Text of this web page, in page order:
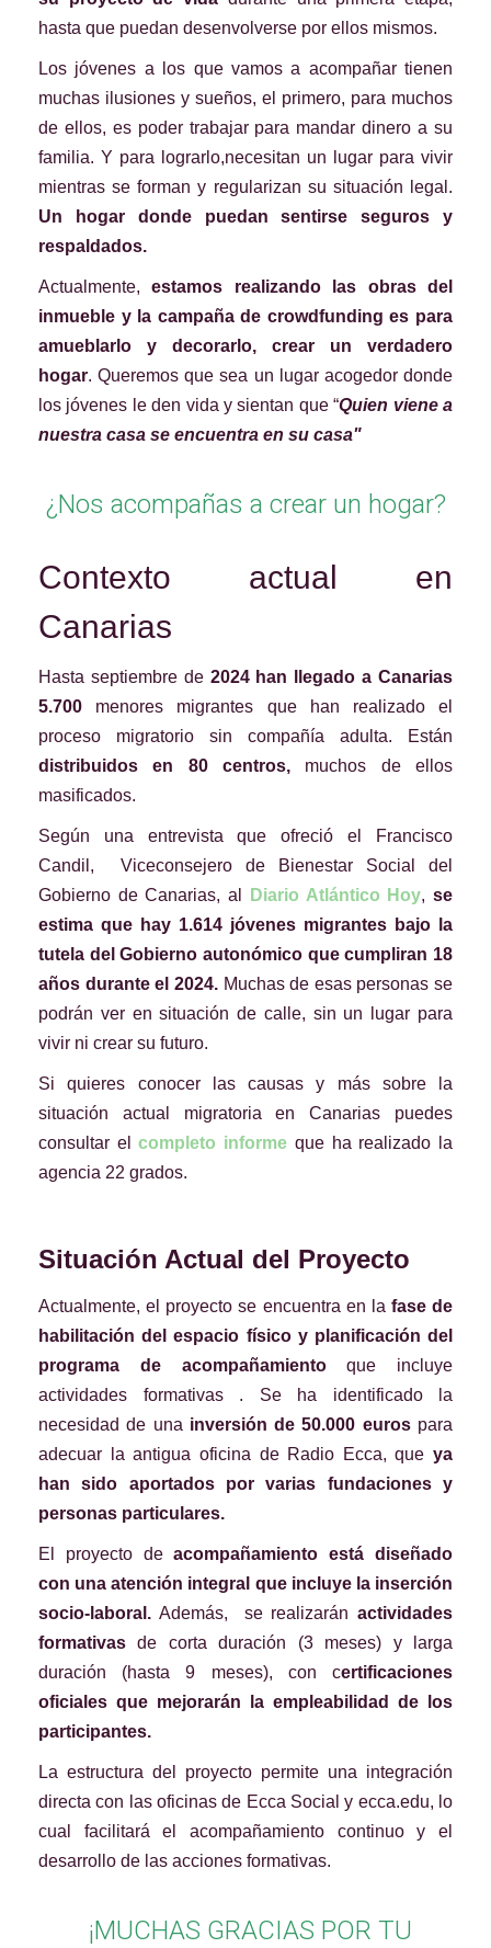
hasta que puedan desenvolverse por ellos mismos.
Los jóvenes a los que vamos a acompañar tienen
muchas ilusiones y sueños, el primero, para muchos
de ellos, es poder trabajar para mandar dinero a su
familia. Y para lograrlo,necesitan un lugar para vivir
mientras se forman y regularizan su situación legal.
Un hogar donde puedan sentirse seguros y
respaldados.
Actualmente,estamos realizando las obras del
inmueble y la campaña de crowdfunding es para
amueblarlo y decorarlo, crear un verdadero
hogar. Queremos que sea un lugar acogedor donde
los jóvenes le den vida y sientan que “Quien viene a
nuestra casa se encuentra en su casa"
¿Nos acompañas a crear un hogar?
Contexto actual en
Canarias
Hasta septiembre de 2024 han llegado a Canarias
5.700 menores migrantes que han realizado el
proceso migratorio sin compañía adulta. Están
distribuidos en 80 centros, muchos de ellos
masificados.
Según una entrevista que ofreció el Francisco
Candil, Viceconsejero de Bienestar Social del
Gobierno de Canarias, al
Diario Atlántico Hoy,se
estima que hay 1.614 jóvenes migrantes bajo la
tutela del Gobierno autonómico que cumpliran 18
años durante el 2024.Muchas de esas personas se
podrán ver en situación de calle, sin un lugar para
vivir ni crear su futuro.
Si quieres conocer las causas y más sobre la
situación actual migratoria en Canarias puedes
consultar elcompleto informe que ha realizado la
agencia 22 grados.
Situación Actual del Proyecto
Actualmente, el proyecto se encuentra en la fase de
habilitación del espacio físico y planificación del
programa de acompañamientoque incluye
actividades formativas . Se ha identificado la
necesidad de una inversión de 50.000 eurospara
adecuar la antigua oficina de Radio Ecca, que ya
han sido aportados por varias fundaciones y
personas particulares.
El proyecto deacompañamiento está diseñado
con una atención integral que incluye la inserción
socio-laboral. Además, se realizarán actividades
formativas de corta duración (3 meses) y larga
duración (hasta 9 meses), con certificaciones
oficiales que mejorarán la empleabilidad de los
participantes.
La estructura del proyecto permite una integración
directa con las oficinas de Ecca Social y ecca.edu, lo
cual facilitará el acompañamiento continuo y el
desarrollo de las acciones formativas.
¡MUCHAS GRACIAS POR TU